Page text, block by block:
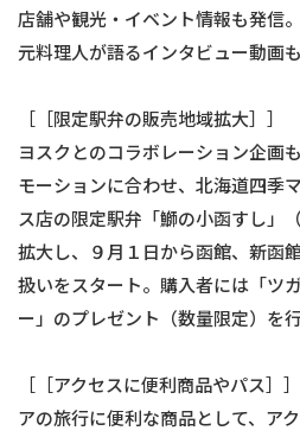
店舗や観光・イベント情報も発信
元料理人が語るインタビュー動画
［［限定駅弁の販売地域拡大］
ヨスクとのコラボレーション企画
モーションに合わせ、北海道四季
ス店の限定駅弁「鰤の小函すし」
拡大し、９月１日から函館、新函
扱いをスタート。購入者には「ツ
ー」のプレゼント（数量限定）を行
［［アクセスに便利商品やパス
アの旅行に便利な商品として、ア